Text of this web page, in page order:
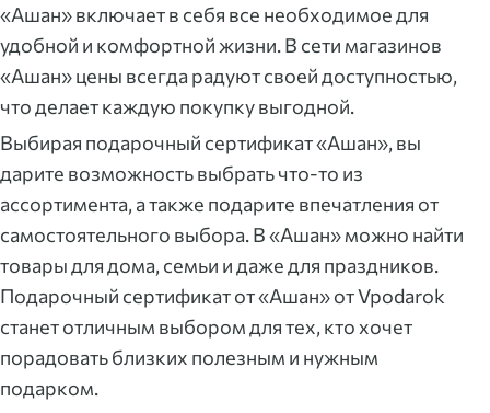
«Ашан» включает в себя все необходимое для
удобной и комфортной жизни. В сети магазинов
«Ашан» цены всегда радуют своей доступностью,
что делает каждую покупку выгодной.
Выбирая подарочный сертификат «Ашан», вы
дарите возможность выбрать что-то из
ассортимента, а также подарите впечатления от
самостоятельного выбора. В «Ашан» можно найти
товары для дома, семьи и даже для праздников.
Подарочный сертификат от «Ашан» от Vpodarok
станет отличным выбором для тех, кто хочет
порадовать близких полезным и нужным
подарком.